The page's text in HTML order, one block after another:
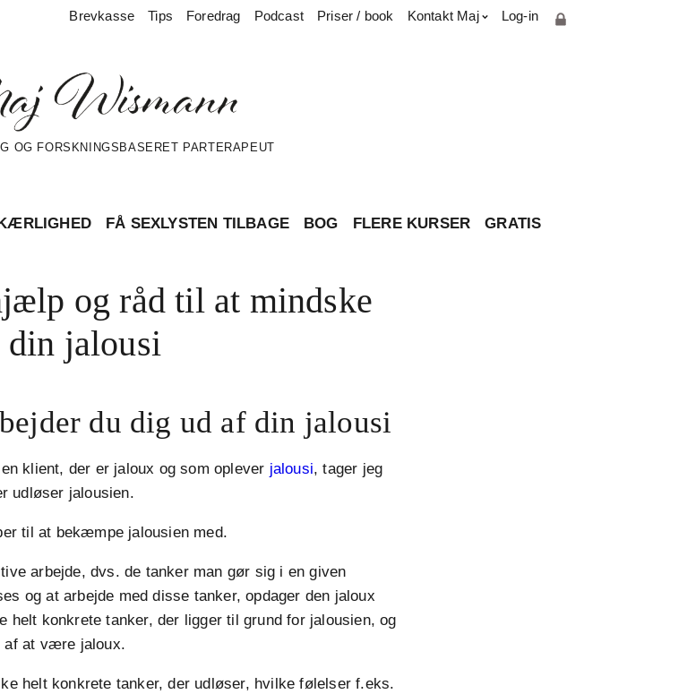
Brevkasse Tips Foredrag Podcast Priser / book Kontakt Maj Log-in
OG FORSKNINGSBASERET PARTERAPEUT
FÅ SEXLYSTEN TILBAGE BOG FLERE KURSER GRATIS
og råd til at mindske
din jalousi
du dig ud af din jalousi
klient, der er jaloux og som oplever jalousi, tager jeg
udløser jalousien.
til at bekæmpe jalousien med.
arbejde, dvs. de tanker man gør sig i en given
og at arbejde med disse tanker, opdager den jaloux
helt konkrete tanker, der ligger til grund for jalousien, og
af at være jaloux.
helt konkrete tanker, der udløser, hvilke følelser f.eks.